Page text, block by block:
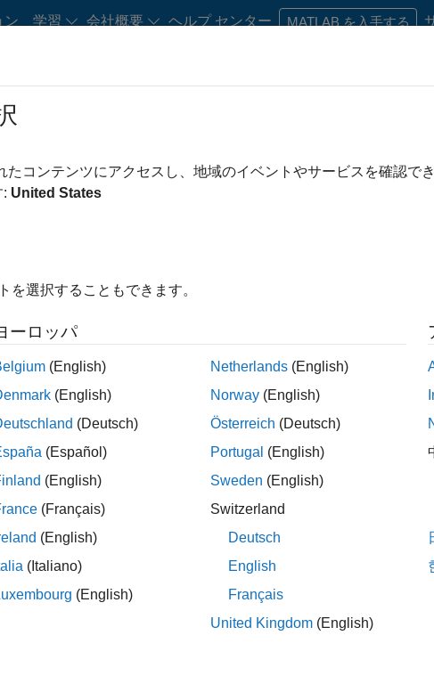
ン 学習 会社概要 ヘルプ センター MATLAB を入手する
特化した製品機能とソリューショ
人工知能 (AI)
AI でエンジニアリングと科学に変革をもた
らす
自動運転システム
自動運転システムの設計、シミュレーショ
ン、およびテスト
バッテリーパックの設計とバッテリー マネ
ジメント システムの開発
メ
メ
お
ア
ス
パ
電
たコンテンツにアクセスし、地域のイベントやサービスを確認で
: United States
を選択することもできます。
ーロッパ
(English)
(English)
(Deutsch)
(Español)
(English)
(Français)
(English)
(Italiano)
(English)
Netherlands (English)
Norway (English)
Österreich (Deutsch)
Portugal (English)
Sweden (English)
Switzerland
Deutsch
English
Français
United Kingdom (English)